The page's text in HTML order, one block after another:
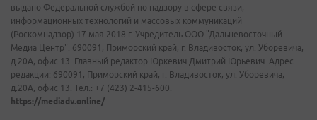
выдано Федеральной службой по надзору в сфере связи,
информационных технологий и массовых коммуникаций
(Роскомнадзор) 17 мая 2018 г. Учредитель ООО "Дальневосточный
Медиа Центр". 690091, Приморский край, г. Владивосток, ул. Уборевича,
д.20А, офис 13. Главный редактор Юркевич Дмитрий Юрьевич. Адрес
редакции: 690091, Приморский край, г. Владивосток, ул. Уборевича,
д.20А, офис 13. Тел.: +7 (423) 2-415-600.
https://mediadv.online/